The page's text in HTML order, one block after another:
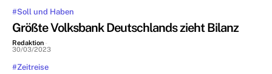
#Soll und Haben
Größte Volksbank Deutschlands zieht Bilanz
Redaktion -
30/03/2023
#Zeitreise